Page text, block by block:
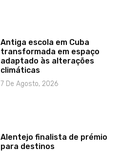
Antiga escola em Cuba
transformada em espaço
adaptado às alterações
climáticas
7 De Agosto, 2026
Alentejo finalista de prémio
para destinos